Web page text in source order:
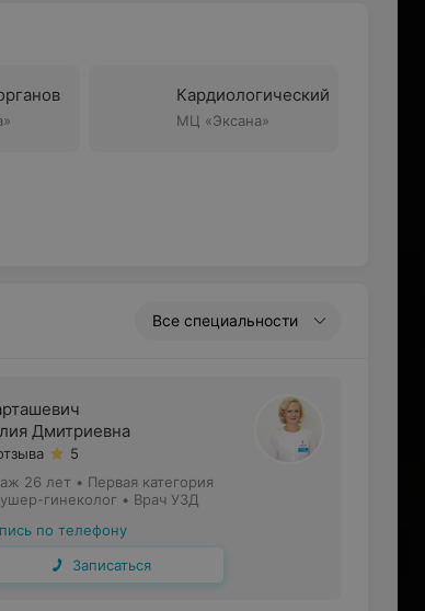
Кардиологический
МЦ «Эксана»
Все специальности
Дмитриевна
5
26 лет • Первая категория
гинеколог • Врач УЗД
по телефону
Записаться